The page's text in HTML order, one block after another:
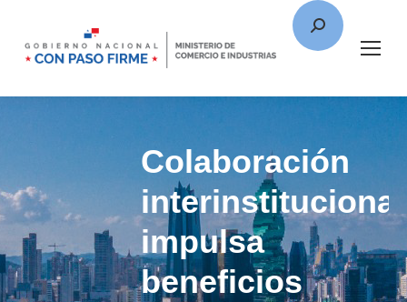
Colaboración
interinstitucional
impulsa
beneficios